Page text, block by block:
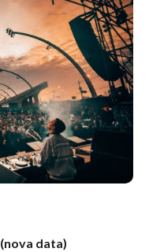
(nova data)